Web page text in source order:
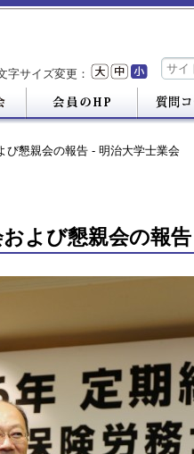
字サイズ変更：
び懇親会の報告 - 明治大学士業会
よび懇親会の報告